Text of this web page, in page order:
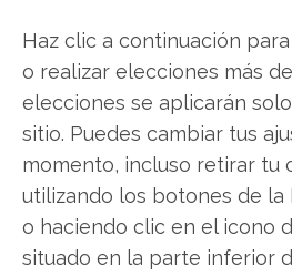
Haz clic a continuación
o realizar elecciones más
elecciones se aplicarán
sitio. Puedes cambiar tus
momento, incluso retirar tu
utilizando los botones de la
o haciendo clic en el icono
situado en la parte inferior